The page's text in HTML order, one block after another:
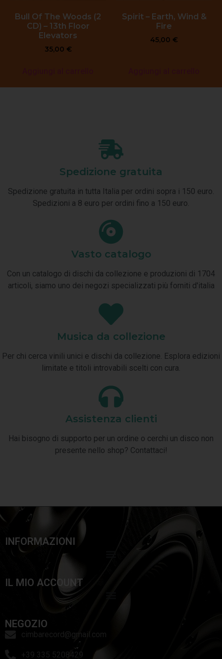
Bull Of The Woods (2
CD) – 13th Floor
Elevators
35,00 €
Spirit – Earth, Wind &
Fire
45,00 €
Spedizione gratuita
Spedizione gratuita in tutta Italia per ordini sopra i 150 euro.
Spedizioni a 8 euro per ordini fino a 150 euro.
Vasto catalogo
Con un catalogo di dischi da collezione e produzioni di 1704
articoli, siamo uno dei negozi specializzati più forniti d'italia
Musica da collezione
Per chi cerca vinili unici e dischi da collezione. Esplora edizioni
limitate e titoli introvabili scelti con cura.
Assistenza clienti
Hai bisogno di supporto per un ordine o cerchi un disco non
presente nello shop? Contattaci!
INFORMAZIONI
IL MIO ACCOUNT
NEGOZIO
cimbarecord@gmail.com
+39 335 5208429